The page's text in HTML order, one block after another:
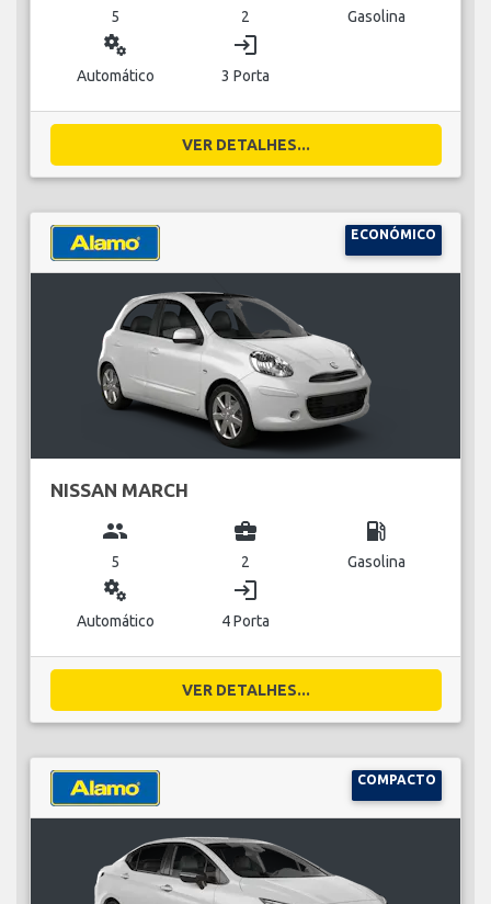
5 2 Gasolina
miscellaneous_services
Automático
login
3 Porta
VER DETALHES...
ECONÓMICO
NISSAN MARCH
group
5
business_center
2
local_gas_station
Gasolina
miscellaneous_services
Automático
login
4 Porta
VER DETALHES...
COMPACTO